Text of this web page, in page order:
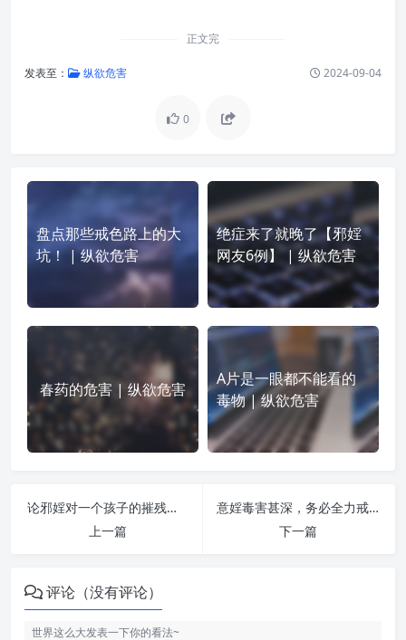
正文完
发表至： 纵欲危害 2024-09-04
0
盘点那些戒色路上的大
坑！ | 纵欲危害
绝症来了就晚了【邪婬
网友6例】 | 纵欲危害
春药的危害 | 纵欲危害
A片是一眼都不能看的
毒物 | 纵欲危害
论邪婬对一个孩子的摧残有多重 | 纵欲危害
上一篇
意婬毒害甚深，务必全力戒除 | 纵欲危害
下一篇
评论（没有评论）